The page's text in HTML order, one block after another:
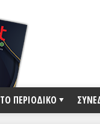
ΤΟ ΠΕΡΙΟΔΙΚΟ